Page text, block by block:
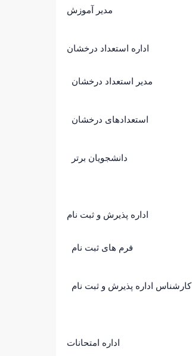
مدیر آموزش
اداره استعداد درخشان
مدیر استعداد درخشان
استعدادهای درخشان
دانشجویان برتر
اداره پذیرش و ثبت نام
فرم های ثبت نام
کارشناس اداره پذیرش و ثبت نام
اداره امتحانات